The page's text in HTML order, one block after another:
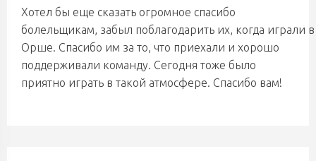
Хотел бы еще сказать огромное спасибо
болельщикам, забыл поблагодарить их, когда играли в
Орше. Спасибо им за то, что приехали и хорошо
поддерживали команду. Сегодня тоже было
приятно играть в такой атмосфере. Спасибо вам!